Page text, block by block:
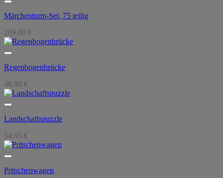
Märchenturm-Set, 75 teilig
209,00 €
Regenbogenbrücke
48,90 €
Landschaftspuzzle
54,95 €
Pritschenwagen